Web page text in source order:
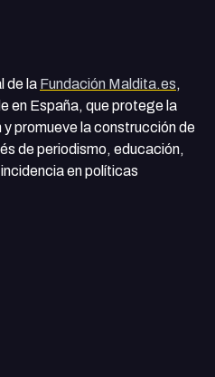
de la Fundación Maldita.es,
en España, que protege la
promueve la construcción de
de periodismo, educación,
en políticas